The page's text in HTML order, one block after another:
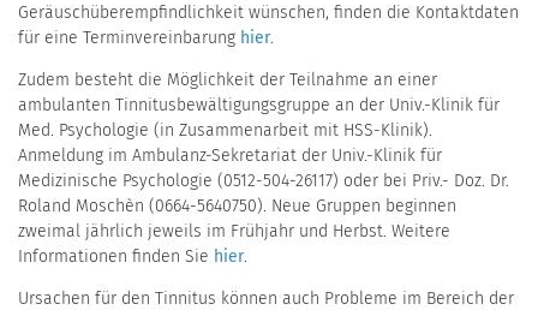
Geräuschüberempfindlichkeit wünschen, finden die Kontaktdaten
für eine Terminvereinbarung hier.
Zudem besteht die Möglichkeit der Teilnahme an einer
ambulanten Tinnitusbewältigungsgruppe an der Univ.-Klinik für
Med. Psychologie (in Zusammenarbeit mit HSS-Klinik).
Anmeldung im Ambulanz-Sekretariat der Univ.-Klinik für
Medizinische Psychologie (0512-504-26117) oder bei Priv.- Doz. Dr.
Roland Moschèn (0664-5640750). Neue Gruppen beginnen
zweimal jährlich jeweils im Frühjahr und Herbst. Weitere
Informationen finden Sie hier.
Ursachen für den Tinnitus können auch Probleme im Bereich der